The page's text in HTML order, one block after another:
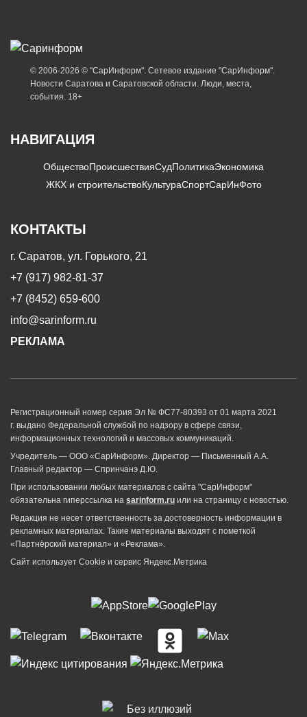
© 2006-2026 © "СарИнформ". Сетевое издание "СарИнформ".
Новости Саратова и Саратовской области. Люди, места,
события. 18+
НАВИГАЦИЯ
ОбществоПроисшествияСудПолитикаЭкономика
ЖКХ и строительствоКультураСпортСарИнФото
КОНТАКТЫ
г. Саратов, ул. Горького, 21
+7 (917) 982-81-37
+7 (8452) 659-600
info@sarinform.ru
РЕКЛАМА
Регистрационный номер серия Эл № ФС77-80393 от 01 марта 2021
г. выдано Федеральной службой по надзору в сфере связи,
информационных технологий и массовых коммуникаций.
Учредитель — ООО «СарИнформ». Директор — Письменный А.А.
Главный редактор — Спринчанэ Д.Ю.
При использовании любых материалов с сайта "СарИнформ"
обязательна гиперссылка на sarinform.ru или на страницу с новостью.
Редакция не несет ответственность за достоверность информации в
рекламных материалах. Такие материалы выходят с пометкой
«Партнёрский материал» и «Реклама».
Сайт использует Cookie и сервиc Яндекс.Метрика